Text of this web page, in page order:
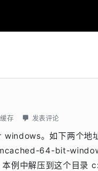
缓存 发表评论
。如下两个
64-bit-
中解压到这个目录